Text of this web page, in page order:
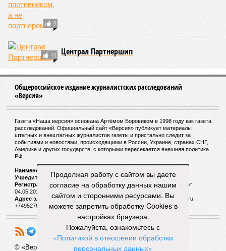
9
10 Централ Партнершип
Общероссийское издание журналистских расследований
«Версия»
Газета «Наша версия» основана Артёмом Боровиком в 1998 году как газета
расследований. Официальный сайт «Версия» публикует материалы
штатных и внештатных журналистов газеты и пристально следит за
событиями и новостями, происходящими в России, Украине, странах СНГ,
Америке и других государств, с которыми пересекается внешняя политика
РФ.
Наименование:
Учредитель:
ООО «Версия»,Главный редактор:Горевой Р. Г.
Регистрационный номер Роскомнадзора:ЭЛ № ФС 77 - 72681 от
04.05.2018 г.
Адрес электронной почты и телефон редакции:versia@versia.ru,
+74952760348
© «Версия»
Продолжая работу с сайтом вы даете
согласие на обработку данных нашим
сайтом и сторонними ресурсами. Вы
можете запретить обработку Cookies в
настройках браузера.
Пожалуйста, ознакомьтесь с
«Политикой в отношении обработки
персональных данных»